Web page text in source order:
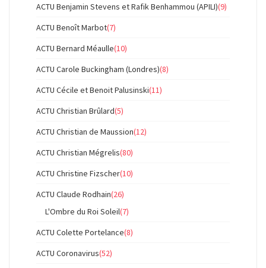
ACTU Benjamin Stevens et Rafik Benhammou (APILI)(9)
ACTU Benoît Marbot(7)
ACTU Bernard Méaulle(10)
ACTU Carole Buckingham (Londres)(8)
ACTU Cécile et Benoit Palusinski(11)
ACTU Christian Brûlard(5)
ACTU Christian de Maussion(12)
ACTU Christian Mégrelis(80)
ACTU Christine Fizscher(10)
ACTU Claude Rodhain(26)
L'Ombre du Roi Soleil(7)
ACTU Colette Portelance(8)
ACTU Coronavirus(52)